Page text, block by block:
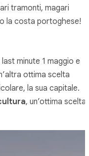
tramonti, magari
la costa portoghese!
minute 1 maggio e
ottima scelta
la sua capitale.
, un’ottima scelta